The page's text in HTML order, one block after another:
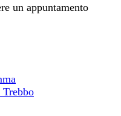
un appuntamento
Trebbo